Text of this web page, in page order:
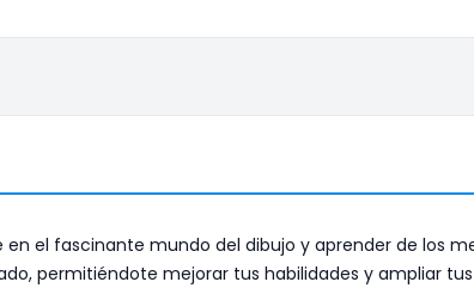
el fascinante mundo del dibujo y aprender de los
permitiéndote mejorar tus habilidades y ampliar